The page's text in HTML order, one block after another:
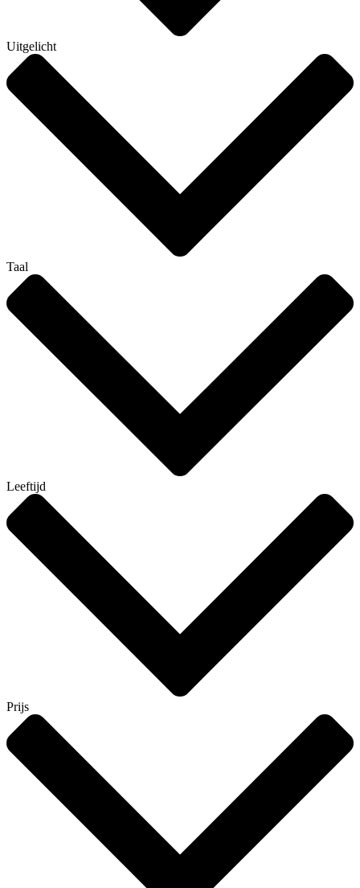
Uitgelicht
Taal
Leeftijd
Prijs